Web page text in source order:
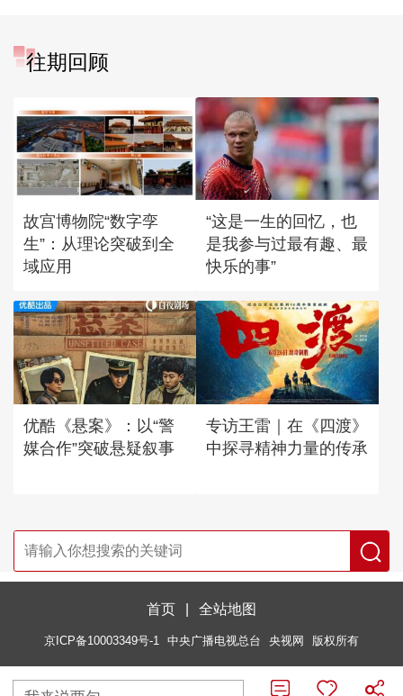
往期回顾
故宫博物院“数字孪
生”：从理论突破到全
域应用
“这是一生的回忆，也
是我参与过最有趣、最
快乐的事”
优酷《悬案》：以“警
媒合作”突破悬疑叙事
专访王雷｜在《四渡》
中探寻精神力量的传承
首页 全站地图
京ICP备10003349号-1 中央广播电视总台 央视网 版权所有